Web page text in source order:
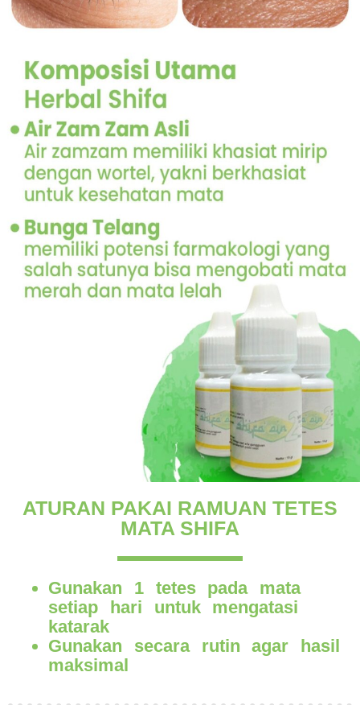
ATURAN PAKAI RAMUAN TETES
MATA SHIFA
Gunakan 1 tetes pada mata
setiap hari untuk mengatasi
katarak
Gunakan secara rutin agar hasil
maksimal